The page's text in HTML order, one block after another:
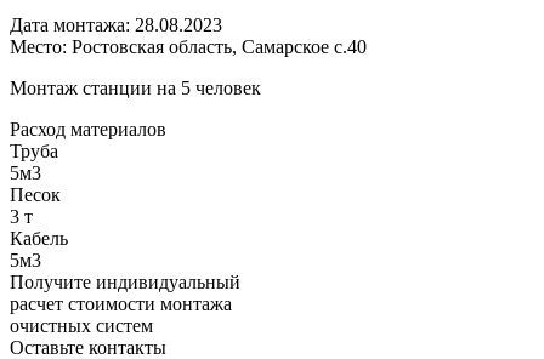
Дата монтажа: 28.08.2023
Место: Ростовская область, Самарское с.40
Монтаж станции на 5 человек
Расход материалов
Труба
5м3
Песок
3 т
Кабель
5м3
Получите индивидуальный
расчет стоимости монтажа
очистных систем
Оставьте контакты